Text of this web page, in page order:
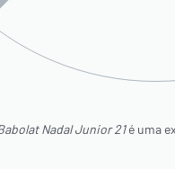
Nadal Junior 21é uma